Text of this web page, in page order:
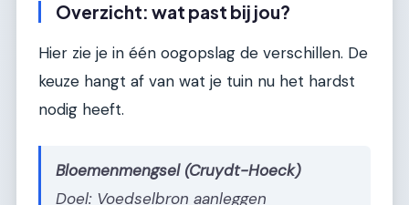
Overzicht: wat past bij jou?
Hier zie je in één oogopslag de verschillen. De
keuze hangt af van wat je tuin nu het hardst
nodig heeft.
Bloemenmengsel (Cruydt-Hoeck)
Doel: Voedselbron aanleggen